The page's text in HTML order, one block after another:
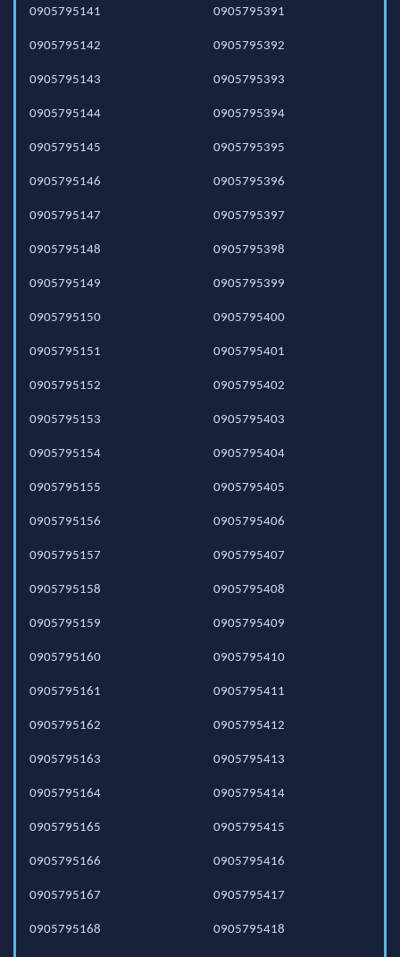
0905795141
0905795142
0905795143
0905795144
0905795145
0905795146
0905795147
0905795148
0905795149
0905795150
0905795151
0905795152
0905795153
0905795154
0905795155
0905795156
0905795157
0905795158
0905795159
0905795160
0905795161
0905795162
0905795163
0905795164
0905795165
0905795166
0905795167
0905795168
0905795391
0905795392
0905795393
0905795394
0905795395
0905795396
0905795397
0905795398
0905795399
0905795400
0905795401
0905795402
0905795403
0905795404
0905795405
0905795406
0905795407
0905795408
0905795409
0905795410
0905795411
0905795412
0905795413
0905795414
0905795415
0905795416
0905795417
0905795418